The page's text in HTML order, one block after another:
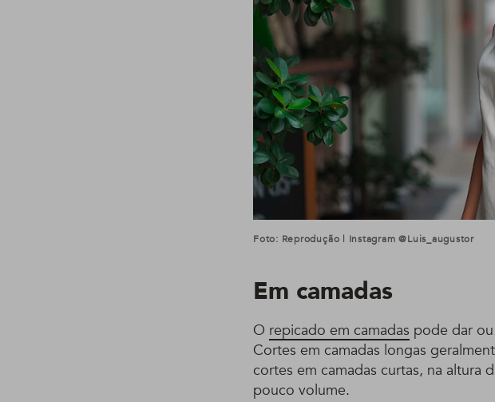
Foto: Reprodução | Instagram @luis_augustor
Em camadas
O repicado em camadas pode dar
Cortes em camadas longas
cortes em camadas curtas, na altura
pouco volume.